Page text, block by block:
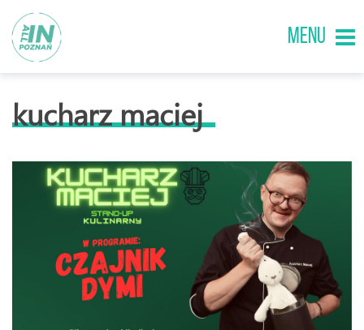
MENU
kucharz maciej